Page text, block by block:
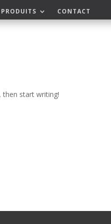
CONTACT
then start writing!